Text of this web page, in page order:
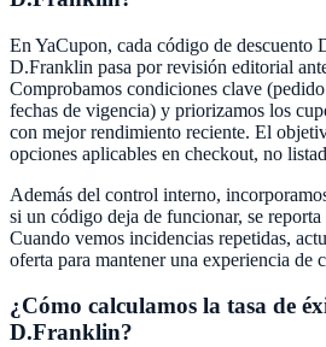
En YaCupon, cada código de descuento
D.Franklin pasa por revisión editorial
Comprobamos condiciones clave
fechas de vigencia) y priorizamos los
con mejor rendimiento reciente. El
opciones aplicables en checkout, no
Además del control interno,
si un código deja de funcionar, se
Cuando vemos incidencias repetidas,
oferta para mantener una experiencia de
¿Cómo calculamos la tasa de
D.Franklin?